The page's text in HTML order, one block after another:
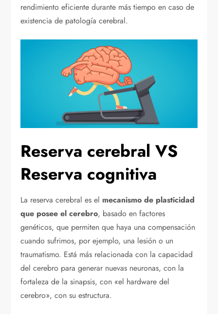
rendimiento eficiente durante más tiempo en caso de
existencia de patología cerebral.
Reserva cerebral VS
Reserva cognitiva
La reserva cerebral es el mecanismo de plasticidad
que posee el cerebro, basado en factores
genéticos, que permiten que haya una compensación
cuando sufrimos, por ejemplo, una lesión o un
traumatismo. Está más relacionada con la capacidad
del cerebro para generar nuevas neuronas, con la
fortaleza de la sinapsis, con «el hardware del
cerebro», con su estructura.